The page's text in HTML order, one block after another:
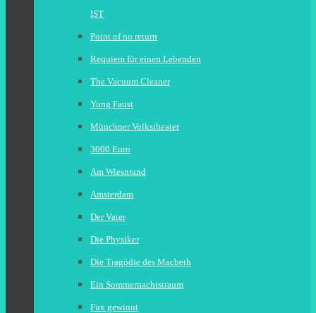
IST
Point of no return
Requiem für einen Lebenden
The Vacuum Cleaner
Yung Faust
Münchner Volkstheater
3000 Euro
Am Wiesnrand
Amsterdam
Der Vater
Die Physiker
Die Tragödie des Macbeth
Ein Sommernachtstraum
Fux gewinnt